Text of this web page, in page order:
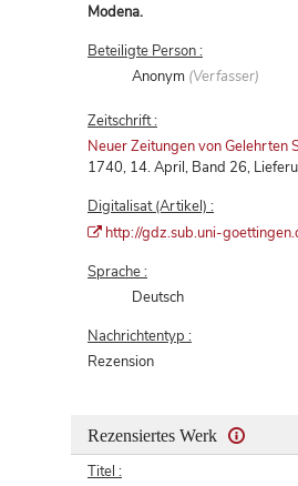
Modena.
Beteiligte Person :
Anonym (Verfasser)
Zeitschrift :
Neuer Zeitungen von Gelehrten
1740, 14. April, Band 26,
Digitalisat (Artikel) :
http://gdz.sub.uni-
Sprache :
Deutsch
Nachrichtentyp :
Rezension
Rezensiertes Werk
Titel :